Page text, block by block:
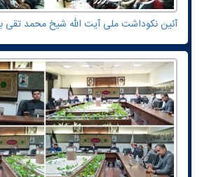
آئین نکوداشت ملی آیت الله شیخ محمد تقی